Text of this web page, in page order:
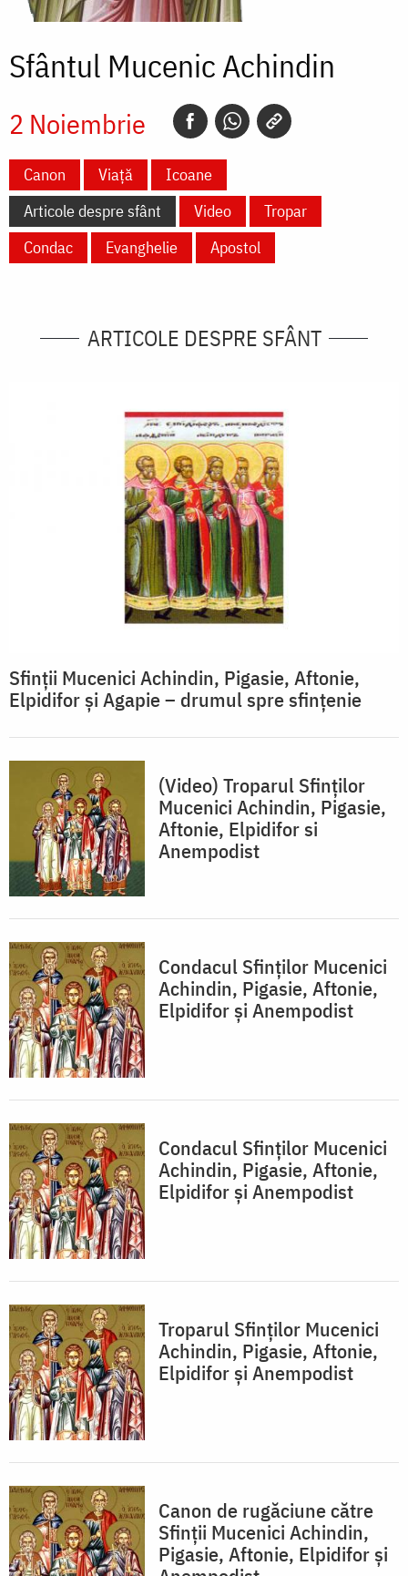
Sfântul Mucenic Achindin
2 Noiembrie
Canon Viață
Icoane
Articole despre sfânt
Video
Tropar
Condac
Evanghelie Apostol
ARTICOLE DESPRE SFÂNT
Sfinții Mucenici Achindin, Pigasie, Aftonie,
Elpidifor și Agapie – drumul spre sfințenie
(Video) Troparul Sfinților
Mucenici Achindin, Pigasie,
Aftonie, Elpidifor si
Anempodist
Condacul Sfinţilor Mucenici
Achindin, Pigasie, Aftonie,
Elpidifor şi Anempodist
Condacul Sfinţilor Mucenici
Achindin, Pigasie, Aftonie,
Elpidifor şi Anempodist
Troparul Sfinţilor Mucenici
Achindin, Pigasie, Aftonie,
Elpidifor şi Anempodist
Canon de rugăciune către
Sfinţii Mucenici Achindin,
Pigasie, Aftonie, Elpidifor şi